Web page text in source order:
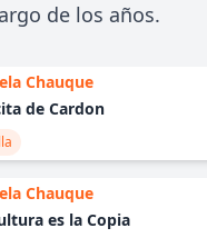
de los años.
Chauque
de Cardon
Chauque
es la Copia